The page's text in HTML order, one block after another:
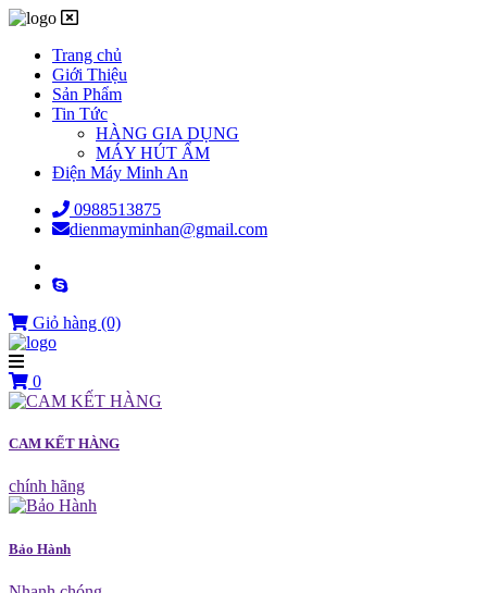
Trang chủ
Giới Thiệu
Sản Phẩm
Tin Tức
HÀNG GIA DỤNG
MÁY HÚT ẨM
Điện Máy Minh An
0988513875
dienmayminhan@gmail.com
Giỏ hàng (0)
0
CAM KẾT HÀNG
chính hãng
Bảo Hành